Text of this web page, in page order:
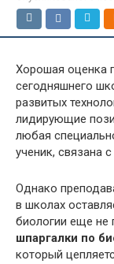
Хорошая оценка
сегодняшнего
развитых
лидирующие
любая
ученик, связана
Однако
в школах
биологии еще не
шпаргалки по
который